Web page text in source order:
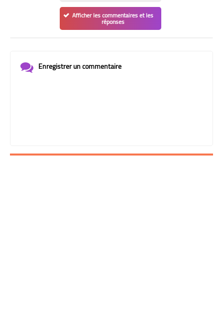
Afficher les commentaires et les
réponses
Enregistrer un commentaire